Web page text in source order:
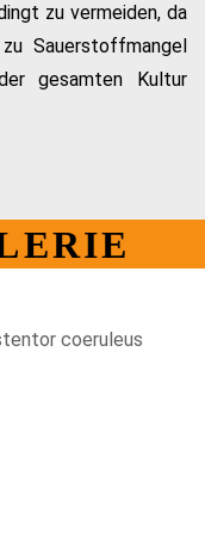
zu vermeiden, da
Sauerstoffmangel
gesamten Kultur